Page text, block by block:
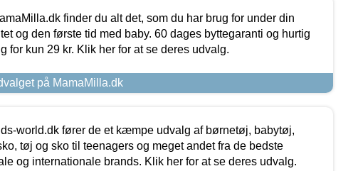
finder du alt det, som du har brug for under din
og den første tid med baby. 60 dages byttegaranti og hurtig
for kun 29 kr. Klik her for at se deres udvalg.
på MamaMilla.dk
world.dk fører de et kæmpe udvalg af børnetøj, babytøj,
tøj og sko til teenagers og meget andet fra de bedste
og internationale brands. Klik her for at se deres udvalg.